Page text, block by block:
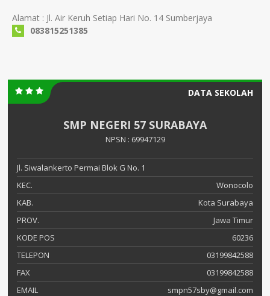
Alamat : Jl. Air Keruh Setiap Hari No. 14 Sumberjaya
083815251385
DATA SEKOLAH
SMP NEGERI 57 SURABAYA
NPSN : 69947129
Jl. Siwalankerto Permai Blok G No. 1
KEC.
Wonocolo
KAB.
Kota Surabaya
PROV.
Jawa Timur
KODE POS
60236
TELEPON
03199842588
FAX
03199842588
EMAIL
smpn57sby@gmail.com